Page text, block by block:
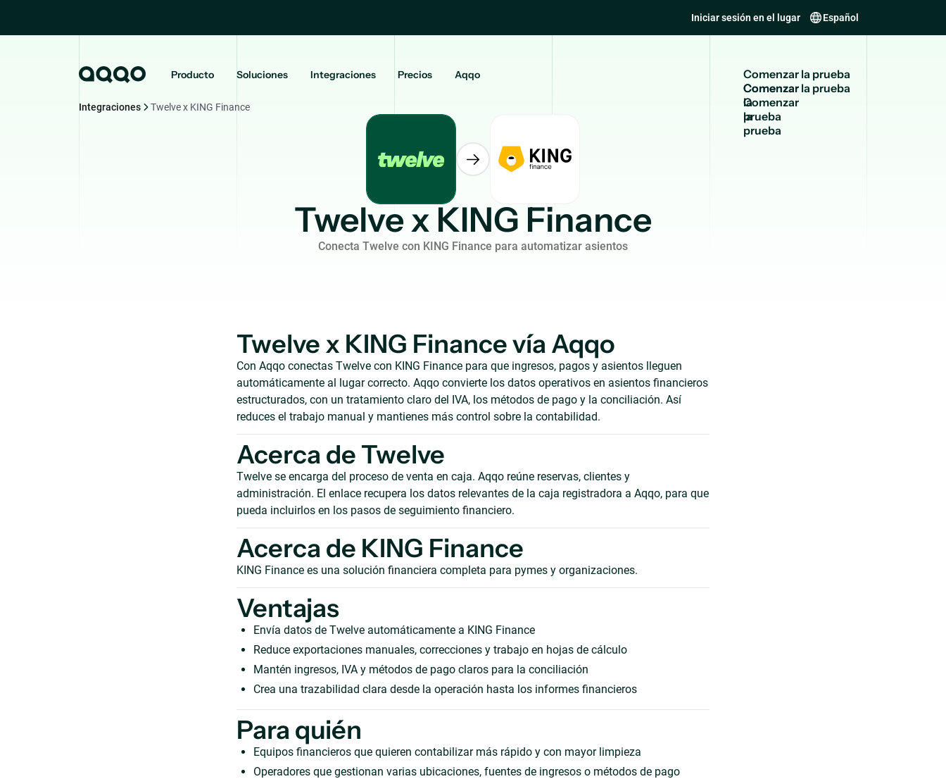
Iniciar sesión en el lugar Español
Producto Soluciones Integraciones Precios Aqqo Comenzarla prueba
Comenzar
la
prueba
Integraciones Twelve x KING Finance
Twelve x KING Finance
Conecta Twelve con KING Finance para automatizar asientos
Twelve x KING Finance vía Aqqo
Con Aqqo conectas Twelve con KING Finance para que ingresos, pagos y asientos lleguen
automáticamente al lugar correcto. Aqqo convierte los datos operativos en asientos financieros
estructurados, con un tratamiento claro del IVA, los métodos de pago y la conciliación. Así
reduces el trabajo manual y mantienes más control sobre la contabilidad.
Acerca de Twelve
Twelve se encarga del proceso de venta en caja. Aqqo reúne reservas, clientes y
administración. El enlace recupera los datos relevantes de la caja registradora a Aqqo, para que
pueda incluirlos en los pasos de seguimiento financiero.
Acerca de KING Finance
KING Finance es una solución financiera completa para pymes y organizaciones.
Ventajas
Envía datos de Twelve automáticamente a KING Finance
Reduce exportaciones manuales, correcciones y trabajo en hojas de cálculo
Mantén ingresos, IVA y métodos de pago claros para la conciliación
Crea una trazabilidad clara desde la operación hasta los informes financieros
Para quién
Equipos financieros que quieren contabilizar más rápido y con mayor limpieza
Operadores que gestionan varias ubicaciones, fuentes de ingresos o métodos de pago